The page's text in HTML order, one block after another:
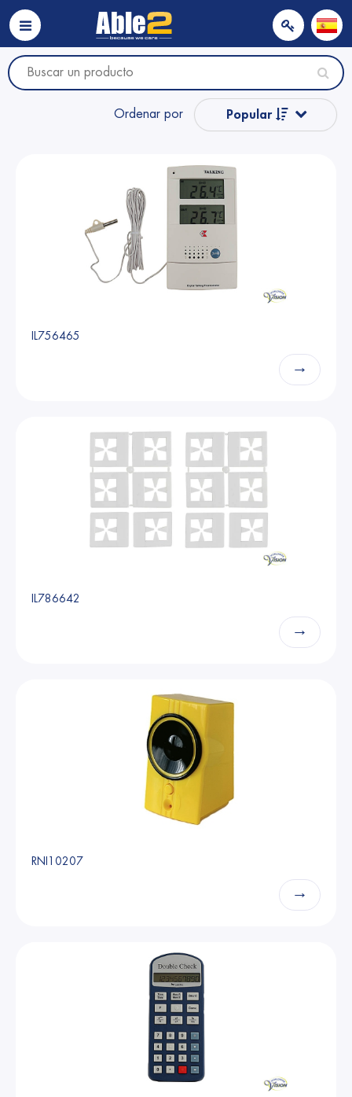
Ordenar por Popular
Nombre
Precio
Precio
IL756465
→
IL786642
→
RNI10207
→